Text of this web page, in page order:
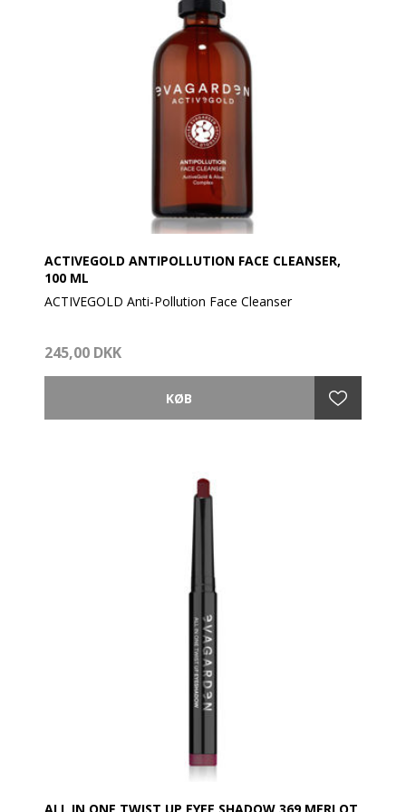
ACTIVEGOLD ANTIPOLLUTION FACE CLEANSER,
100 ML
ACTIVEGOLD Anti-Pollution Face Cleanser
ophobes på huden i løbet af dagen, samtidig med at
Huden bliver straks ren og blød, og din teint får en
sikrer en effektiv og skånsom rensning.
Grapefrugt- og figen-duften gør vores cleanser unik
og perfekt som starten på din skønhedsrutine.
Er velegnet til alle hudtyper. Med ACTIVEGOLD og
ALOE COMPLEX, i alt otte nyudviklede aktive
ingredienser samlet i ét produkt, med fugtgivende,
beroligende, nærende og anti-forurenende
egenskaber. Et effektivt og blidt renseprodukt – første
skridt mod en optimal skønhedsrutine!
Morgen og aften påføres en lille mængde sammen
med lidt vand eller direkte på en fugtig hud. Afrens
245,00 DKK